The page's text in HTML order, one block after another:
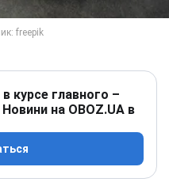
курсе главного –
на OBOZ.UA в